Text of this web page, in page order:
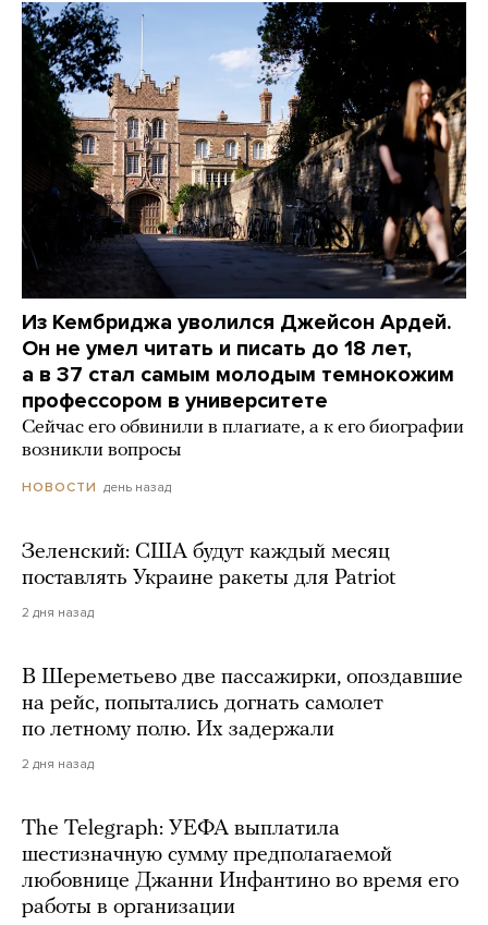
Из Кембриджа уволился Джейсон Ардей.
Он не умел читать и писать до 18 лет,
а в 37 стал самым молодым темнокожим
профессором в университете
Сейчас его обвинили в плагиате, а к его биографии
возникли вопросы
НОВОСТИ день назад
Зеленский: США будут каждый месяц
поставлять Украине ракеты для Patriot
2 дня назад
В Шереметьево две пассажирки, опоздавшие
на рейс, попытались догнать самолет
по летному полю. Их задержали
2 дня назад
The Telegraph: УЕФА выплатила
шестизначную сумму предполагаемой
любовнице Джанни Инфантино во время его
работы в организации